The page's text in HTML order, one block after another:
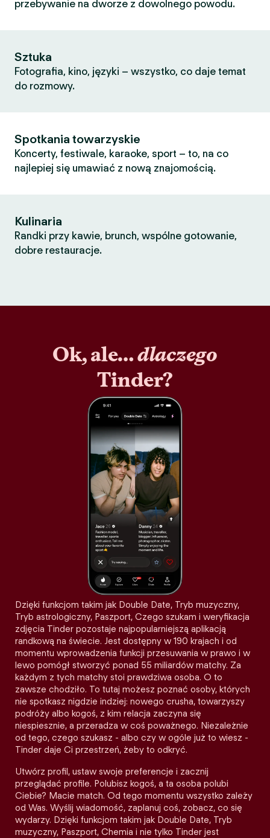
przebywanie na dworze z dowolnego powodu.
Sztuka
Fotografia, kino, języki – wszystko, co daje temat
do rozmowy.
Spotkania towarzyskie
Koncerty, festiwale, karaoke, sport – to, na co
najlepiej się umawiać z nową znajomością.
Kulinaria
Randki przy kawie, brunch, wspólne gotowanie,
dobre restauracje.
Ok, ale…dlaczego
Tinder?
Dzięki funkcjom takim jak Double Date, Tryb muzyczny,
Tryb astrologiczny, Paszport, Czego szukam i weryfikacja
zdjęcia Tinder pozostaje najpopularniejszą aplikacją
randkową na świecie. Jest dostępny w 190 krajach i od
momentu wprowadzenia funkcji przesuwania w prawo i w
lewo pomógł stworzyć ponad 55 miliardów matchy. Za
każdym z tych matchy stoi prawdziwa osoba. O to
zawsze chodziło. To tutaj możesz poznać osoby, których
nie spotkasz nigdzie indziej: nowego crusha, towarzyszy
podróży albo kogoś, z kim relacja zaczyna się
niespiesznie, a przeradza w coś poważnego. Niezależnie
od tego, czego szukasz - albo czy w ogóle już to wiesz -
Tinder daje Ci przestrzeń, żeby to odkryć.
Utwórz profil, ustaw swoje preferencje i zacznij
przeglądać profile. Polubisz kogoś, a ta osoba polubi
Ciebie? Macie match. Od tego momentu wszystko zależy
od Was. Wyślij wiadomość, zaplanuj coś, zobacz, co się
wydarzy. Dzięki funkcjom takim jak Double Date, Tryb
muzyczny, Paszport, Chemia i nie tylko Tinder jest